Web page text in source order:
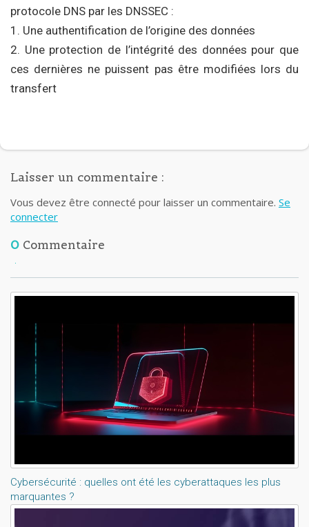
protocole DNS par les DNSSEC :
1. Une authentification de l’origine des données
2. Une protection de l’intégrité des données pour que
ces dernières ne puissent pas être modifiées lors du
transfert
Laisser un commentaire :
Vous devez être connecté pour laisser un commentaire. Se
connecter
0 Commentaire
Lisez aussi:
Cybersécurité : quelles ont été les cyberattaques les plus
marquantes ?